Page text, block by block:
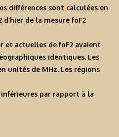
différences sont calculées en
de la mesure foF2
et actuelles de foF2 avaient
identiques. Les
unités de MHz. Les régions
par rapport à la